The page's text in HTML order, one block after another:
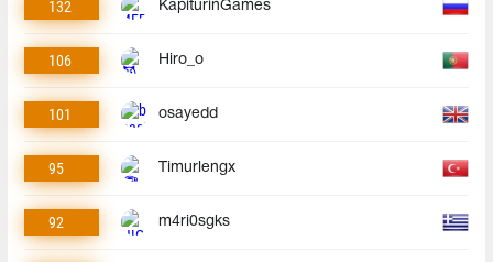
132 KapiturinGames
106 Hiro_o
101 osayedd
95 Timurlengx
92 m4ri0sgks